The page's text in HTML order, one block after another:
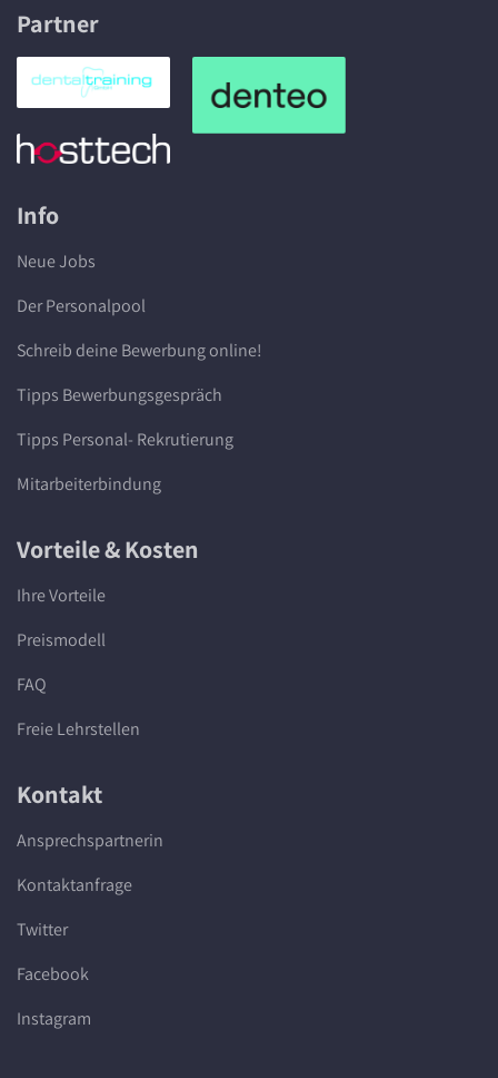
Partner
Info
Neue Jobs
Der Personalpool
Schreib deine Bewerbung online!
Tipps Bewerbungsgespräch
Tipps Personal- Rekrutierung
Mitarbeiterbindung
Vorteile & Kosten
Ihre Vorteile
Preismodell
FAQ
Freie Lehrstellen
Kontakt
Ansprechspartnerin
Kontaktanfrage
Twitter
Facebook
Instagram